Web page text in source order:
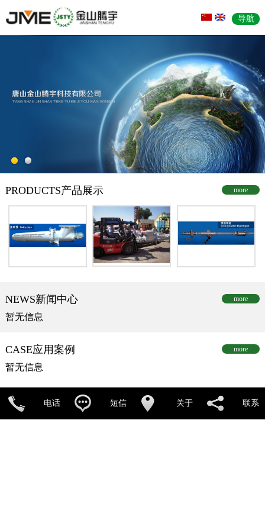
导航
PRODUCTS产品展示 more
NEWS新闻中心 more
暂无信息
CASE应用案例 more
暂无信息
电话 短信 关于 联系